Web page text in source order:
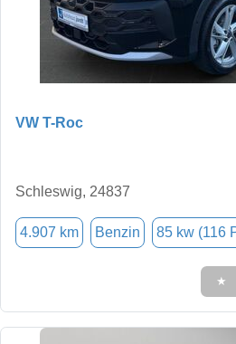
VW T-Roc
Schleswig, 24837
4.907 km Benzin 85 kw (116
★